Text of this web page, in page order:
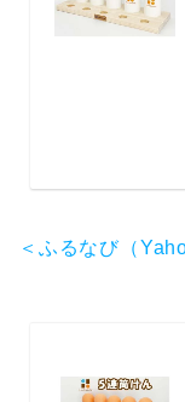
＜ふるなび（